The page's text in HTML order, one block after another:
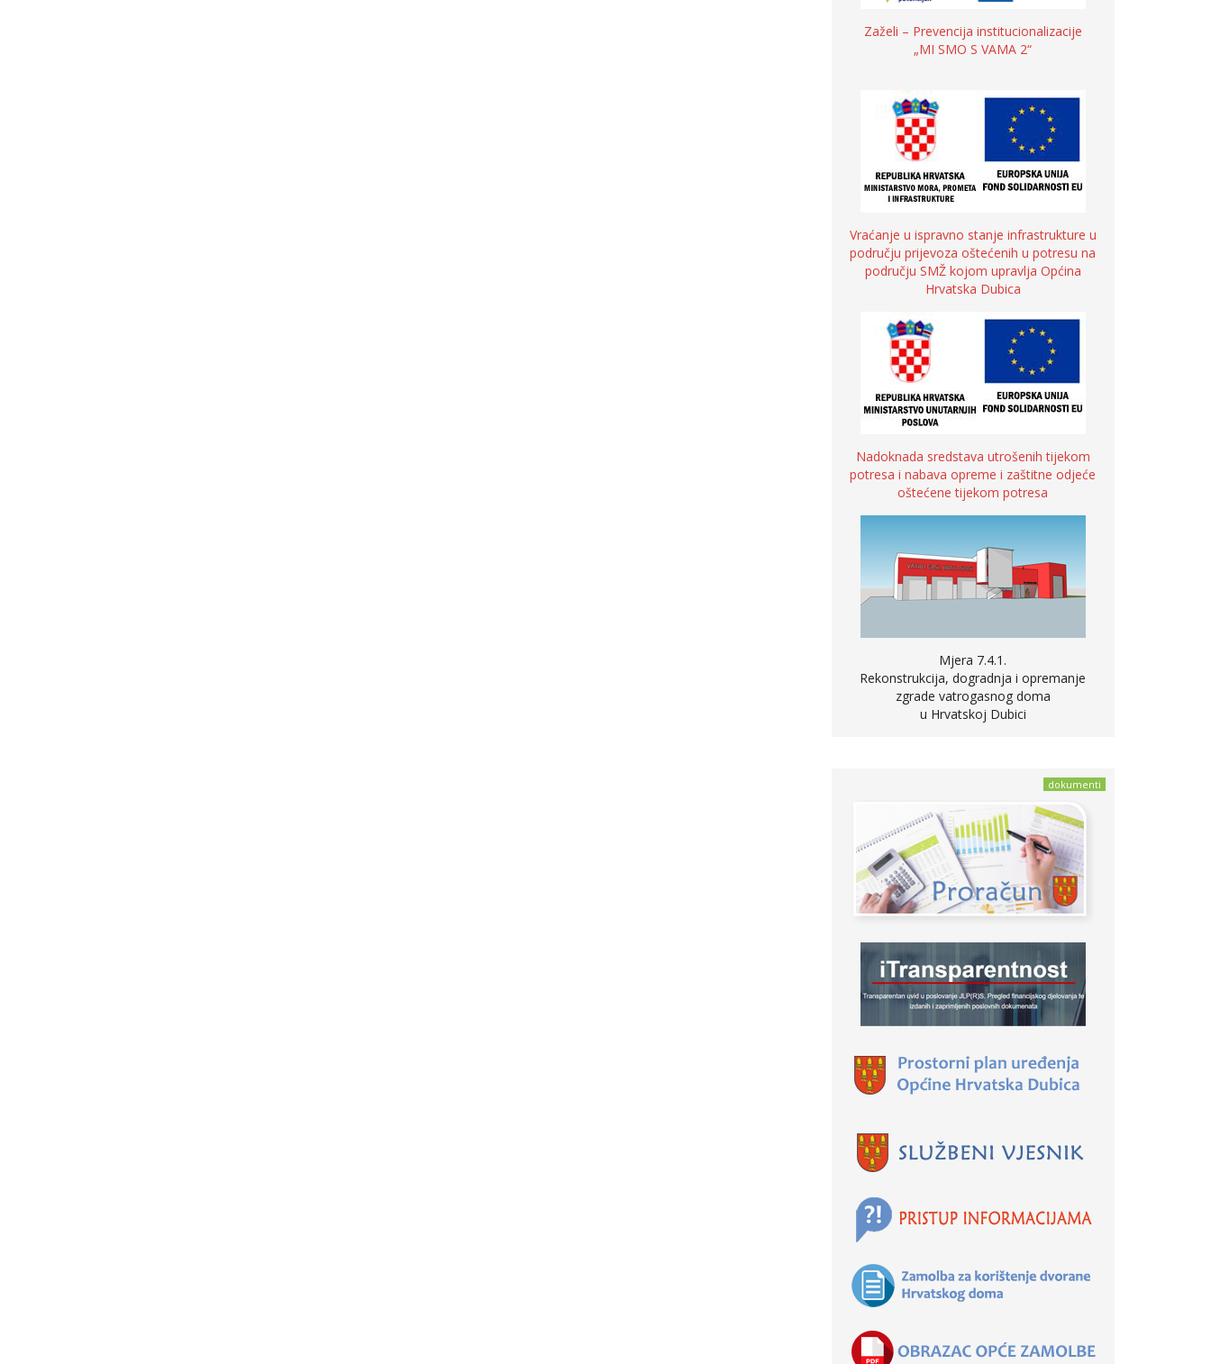
Zaželi – Prevencija institucionalizacije
„MI SMO S VAMA 2“
Vraćanje u ispravno stanje infrastrukture u
području prijevoza oštećenih u potresu na
području SMŽ kojom upravlja Općina
Hrvatska Dubica
Nadoknada sredstava utrošenih tijekom
potresa i nabava opreme i zaštitne odjeće
oštećene tijekom potresa
Mjera 7.4.1.
Rekonstrukcija, dogradnja i opremanje
zgrade vatrogasnog doma
u Hrvatskoj Dubici
dokumenti